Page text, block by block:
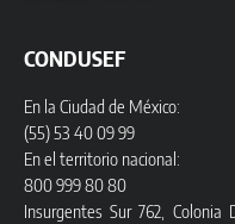
CONDUSEF
En la Ciudad de México:
(55) 53 40 09 99
En el territorio nacional:
800 999 80 80
Insurgentes Sur 762, Colonia